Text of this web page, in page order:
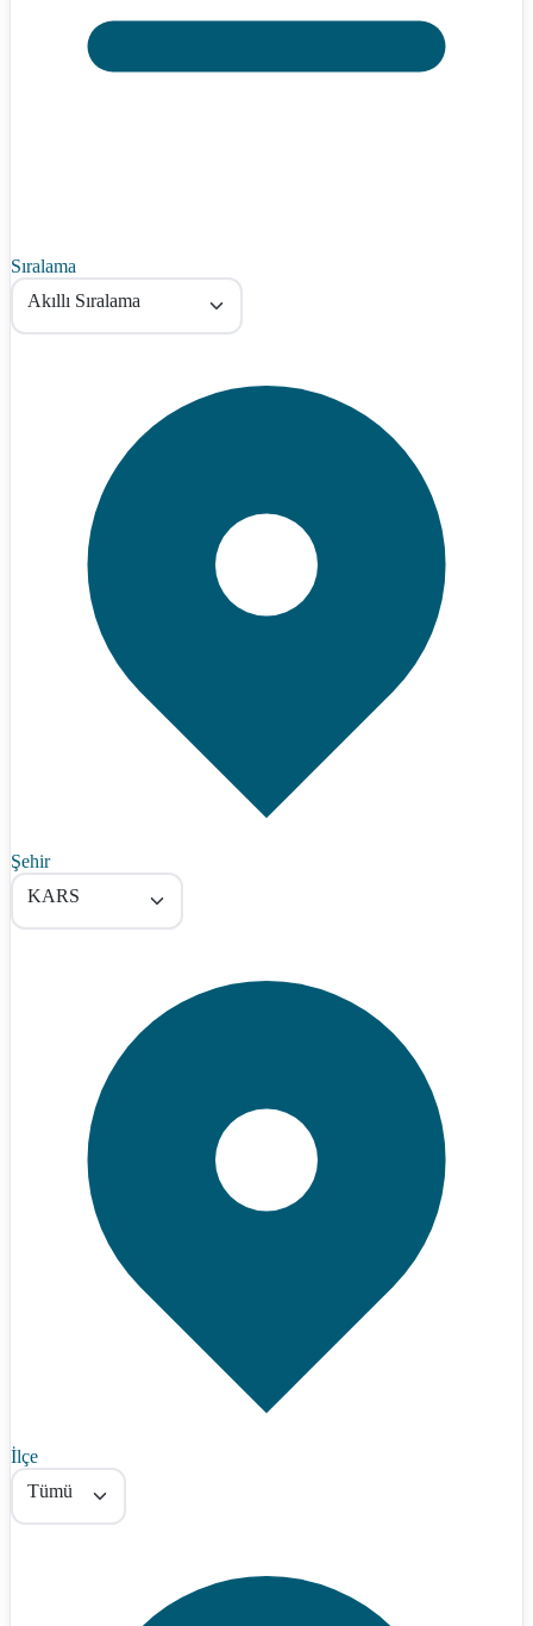
Sıralama
Akıllı Sıralama
Şehir
KARS
İlçe
Tümü